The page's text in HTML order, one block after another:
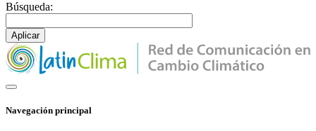
Búsqueda:
Navegación principal